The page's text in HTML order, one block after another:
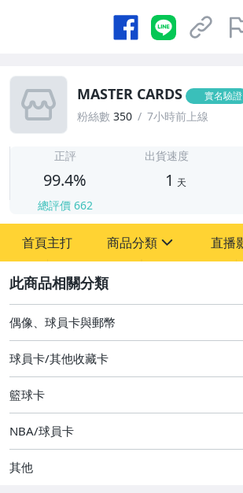
MASTER CARDS 實名驗證
粉絲數 350 7小時前上線
正評
99.4%
總評價 662
出貨速度
1 天
首頁主打 商品分類
玩具、模型與公仔
偶像、球員卡與郵幣
直播
偶像、球員卡與郵幣
球員卡/其他收藏卡
籃球卡
NBA/球員卡
其他